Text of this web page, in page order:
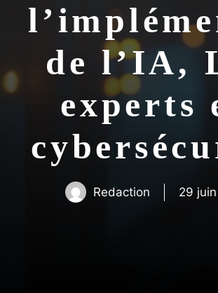
de l’IA,
experts
Redaction 29